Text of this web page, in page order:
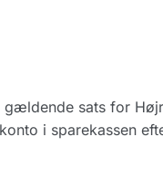
sats for
i sparekassen